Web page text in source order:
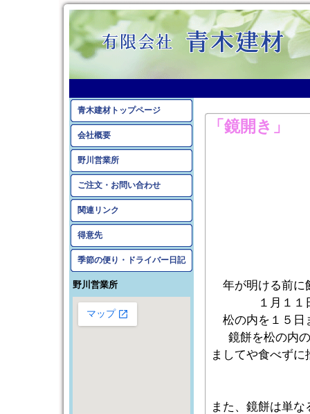
青木建材トップページ
会社概要
野川営業所
ご注文・お問い合わせ
関連リンク
得意先
季節の便り・ドライバー日記
野川営業所
「鏡開き」
年が明ける前に
１月１
松の内を１５日
鏡餅を松の内
ましてや食べず
また、鏡餅は単